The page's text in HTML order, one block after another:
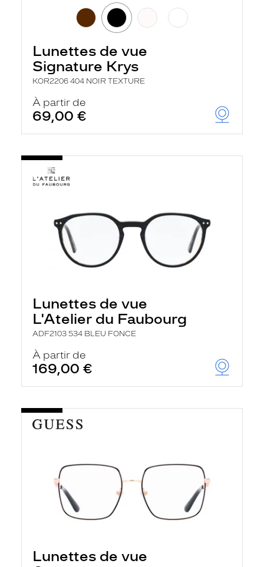
Lunettes de vue
Signature Krys
KOR2206 404 NOIR TEXTURE
À partir de
69,00 €
Lunettes de vue
L'Atelier du Faubourg
ADF2103 534 BLEU FONCE
À partir de
169,00 €
Lunettes de vue